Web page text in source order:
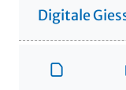
Digitale